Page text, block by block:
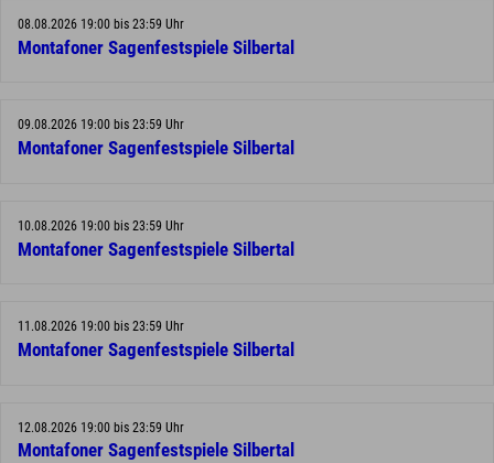
08.08.2026 19:00 bis 23:59 Uhr
Montafoner Sagenfestspiele Silbertal
09.08.2026 19:00 bis 23:59 Uhr
Montafoner Sagenfestspiele Silbertal
10.08.2026 19:00 bis 23:59 Uhr
Montafoner Sagenfestspiele Silbertal
11.08.2026 19:00 bis 23:59 Uhr
Montafoner Sagenfestspiele Silbertal
12.08.2026 19:00 bis 23:59 Uhr
Montafoner Sagenfestspiele Silbertal